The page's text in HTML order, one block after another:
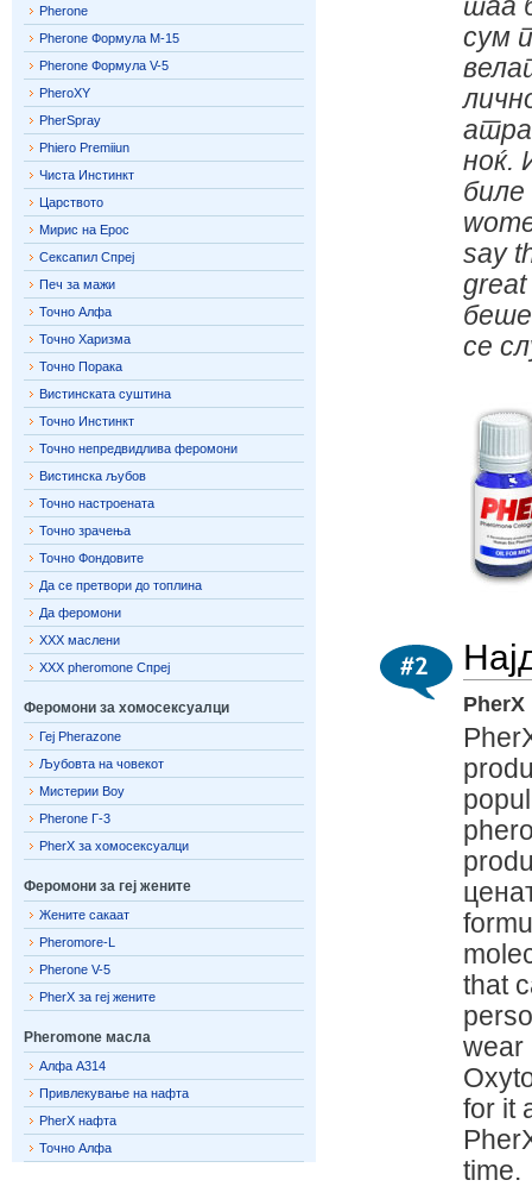
таа
сум
ноќ.
say
great
беше
се
that
for it
time.
Pherone
Pherone Формула М-15
Pherone Формула V-5
PheroXY
PherSpray
Phiero Premiiun
Чиста Инстинкт
Царството
Мирис на Ерос
Сексапил Спреј
Печ за мажи
Точно Алфа
Точно Харизма
Точно Порака
Вистинската суштина
Точно Инстинкт
Точно непредвидлива феромони
Вистинска љубов
Точно настроената
Точно зрачења
Точно Фондовите
Да се ​​претвори до топлина
Да феромони
ХХХ маслени
ХХХ pheromone Спреј
Феромони за хомосексуалци
Геј Pherazone
Љубовта на човекот
Мистерии Boy
Pherone Г-3
PherX за хомосексуалци
Феромони за геј жените
Жените сакаат
Pheromore-L
Pherone V-5
PherX за геј жените
Pheromone масла
Алфа A314
Привлекување на нафта
PherX нафта
Точно Алфа